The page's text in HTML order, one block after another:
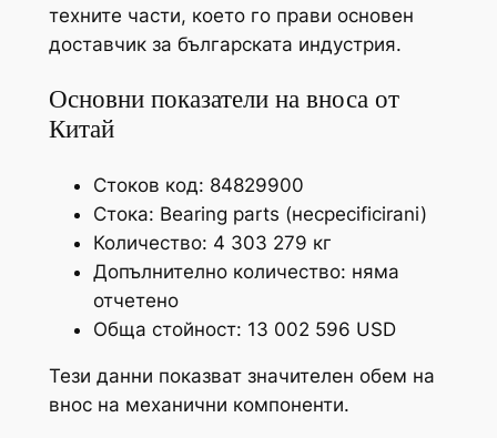
техните части, което го прави основен
доставчик за българската индустрия.
Основни показатели на вноса от
Китай
Стоков код: 84829900
Стока: Bearing parts (несpecificirani)
Количество: 4 303 279 кг
Допълнително количество: няма
отчетено
Обща стойност: 13 002 596 USD
Тези данни показват значителен обем на
внос на механични компоненти.